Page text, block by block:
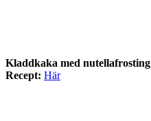
Kladdkaka med nutellafrosting
Recept: Här